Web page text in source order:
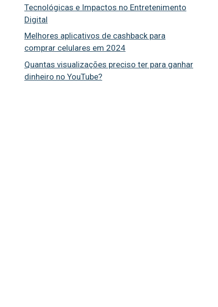
Tecnológicas e Impactos no Entretenimento
Digital
Melhores aplicativos de cashback para
comprar celulares em 2024
Quantas visualizações preciso ter para ganhar
dinheiro no YouTube?